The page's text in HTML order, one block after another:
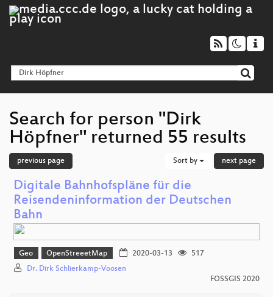
Search for person "Dirk
Höpfner" returned 55 results
previous page Sort by next page
Digitale Bahnhofspläne für die
Reisendeninformation der Deutschen
Bahn
Geo OpenStreeetMap 2020-03-13
517
Dr. Dirk Schlierkamp-Voosen
FOSSGIS 2020